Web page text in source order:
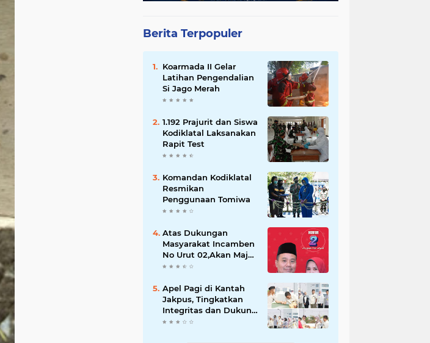
Berita Terpopuler
Koarmada II Gelar
Latihan Pengendalian
Si Jago Merah
1.192 Prajurit dan Siswa
Kodiklatal Laksanakan
Rapit Test
Komandan Kodiklatal
Resmikan
Penggunaan Tomiwa
Atas Dukungan
Masyarakat Incamben
No Urut 02,Akan Maju
Untuk Memajukan
Apel Pagi di Kantah
Jakpus, Tingkatkan
Integritas dan Dukung
WBK